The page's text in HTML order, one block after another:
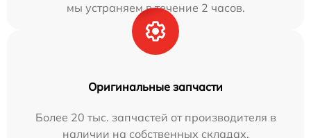
мы устраняем в течение 2 часов.
Оригинальные запчасти
Более 20 тыс. запчастей от производителя в
наличии на собственных складах.